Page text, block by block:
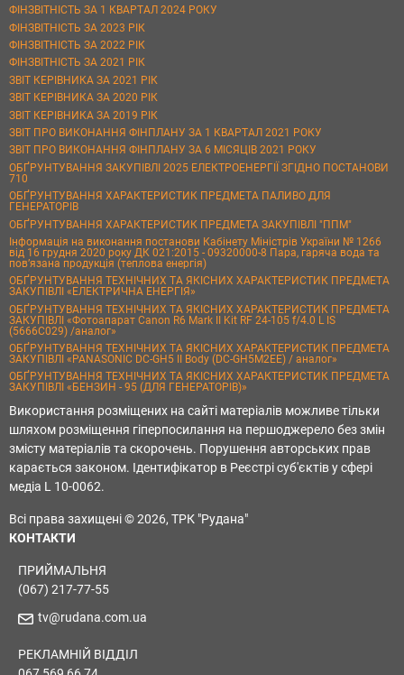
ФІНЗВІТНІСТЬ ЗА 1 КВАРТАЛ 2024 РОКУ
ФІНЗВІТНІСТЬ ЗА 2023 РІК
ФІНЗВІТНІСТЬ ЗА 2022 РІК
ФІНЗВІТНІСТЬ ЗА 2021 РІК
ЗВІТ КЕРІВНИКА ЗА 2021 РІК
ЗВІТ КЕРІВНИКА ЗА 2020 РІК
ЗВІТ КЕРІВНИКА ЗА 2019 РІК
ЗВІТ ПРО ВИКОНАННЯ ФІНПЛАНУ ЗА 1 КВАРТАЛ 2021 РОКУ
ЗВІТ ПРО ВИКОНАННЯ ФІНПЛАНУ ЗА 6 МІСЯЦІВ 2021 РОКУ
ОБҐРУНТУВАННЯ ЗАКУПІВЛІ 2025 ЕЛЕКТРОЕНЕРГІЇ ЗГІДНО ПОСТАНОВИ
710
ОБҐРУНТУВАННЯ ХАРАКТЕРИСТИК ПРЕДМЕТА ПАЛИВО ДЛЯ
ГЕНЕРАТОРІВ
ОБҐРУНТУВАННЯ ХАРАКТЕРИСТИК ПРЕДМЕТА ЗАКУПІВЛІ "ППМ"
Інформація на виконання постанови Кабінету Міністрів України № 1266
від 16 грудня 2020 року ДК 021:2015 - 09320000-8 Пара, гаряча вода та
пов’язана продукція (теплова енергія)
ОБҐРУНТУВАННЯ ТЕХНІЧНИХ ТА ЯКІСНИХ ХАРАКТЕРИСТИК ПРЕДМЕТА
ЗАКУПІВЛІ «ЕЛЕКТРИЧНА ЕНЕРГІЯ»
ОБҐРУНТУВАННЯ ТЕХНІЧНИХ ТА ЯКІСНИХ ХАРАКТЕРИСТИК ПРЕДМЕТА
ЗАКУПІВЛІ «Фотоапарат Canon R6 Mark II Kit RF 24-105 f/4.0 L IS
(5666C029) /аналог»
ОБҐРУНТУВАННЯ ТЕХНІЧНИХ ТА ЯКІСНИХ ХАРАКТЕРИСТИК ПРЕДМЕТА
ЗАКУПІВЛІ «PANASONIC DC-GH5 II Body (DC-GH5M2EE) / аналог»
ОБҐРУНТУВАННЯ ТЕХНІЧНИХ ТА ЯКІСНИХ ХАРАКТЕРИСТИК ПРЕДМЕТА
ЗАКУПІВЛІ «БЕНЗИН - 95 (ДЛЯ ГЕНЕРАТОРІВ)»
Використання розміщених на сайті матеріалів можливе тільки
шляхом розміщення гіперпосилання на першоджерело без змін
змісту матеріалів та скорочень. Порушення авторських прав
карається законом. Ідентифікатор в Реєстрі суб'єктів у сфері
медіа L 10-0062.
Всі права захищені © 2026, ТРК "Рудана"
КОНТАКТИ
ПРИЙМАЛЬНЯ
(067) 217-77-55
tv@rudana.com.ua
РЕКЛАМНІЙ ВІДДІЛ